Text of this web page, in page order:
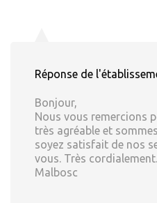
Réponse de
Bonjour,
Nous vous remercions
très agréable et
soyez satisfait de nos
vous. Très
Malbosc